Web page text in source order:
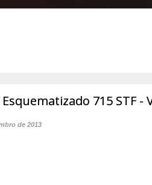
Esquematizado 715 STF -
de 2013